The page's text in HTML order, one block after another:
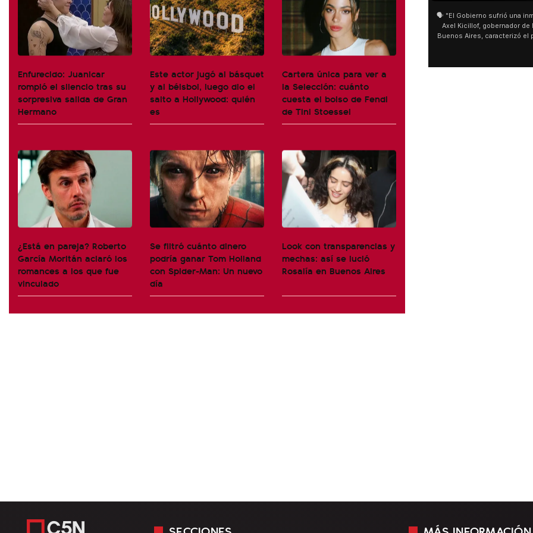
Enfurecido: Juanicar
rompió el silencio tras su
sorpresiva salida de Gran
Hermano
Este actor jugó al básquet
y al béisbol, luego dio el
salto a Hollywood: quién
es
Cartera única para ver a
la Selección: cuánto
cuesta el bolso de Fendi
de Tini Stoessel
¿Está en pareja? Roberto
García Moritán aclaró los
romances a los que fue
vinculado
Se filtró cuánto dinero
podría ganar Tom Holland
con Spider-Man: Un nuevo
día
Look con transparencias y
mechas: así se lució
Rosalía en Buenos Aires
🗣️ "El Gobierno sufrió una
Axel Kicillof, gobernador de
Buenos Aires, caracterizó el
como "una lista sábana con
y destacó "la movilización